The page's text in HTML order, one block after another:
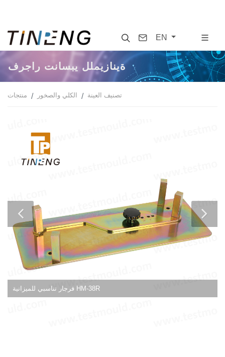
SearchContact
EN
فرجار تناسبي للميزانية
منتجات الكلي والصخور تصنيف العينة
فرجار تناسبي للميزانية HM-38R